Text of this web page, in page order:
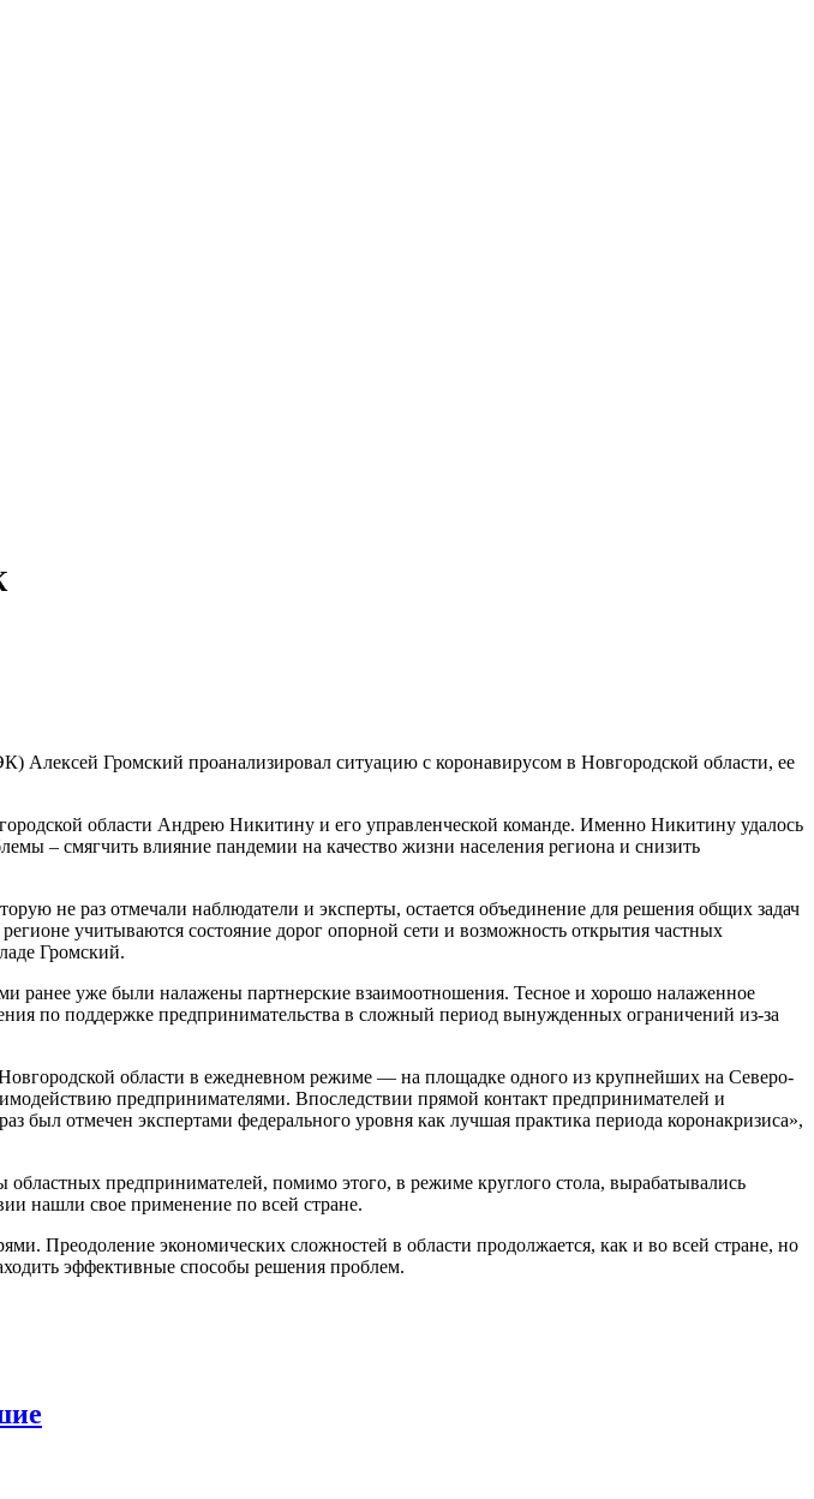
Громский проанализировал ситуацию с коронавирусом в Новгородской области, ее
области Андрею Никитину и его управленческой команде. Именно Никитину удалось
– смягчить влияние пандемии на качество жизни населения региона и снизить
не раз отмечали наблюдатели и эксперты, остается объединение для решения общих задач
учитываются состояние дорог опорной сети и возможность открытия частных
Громский.
ранее уже были налажены партнерские взаимоотношения. Тесное и хорошо налаженное
по поддержке предпринимательства в сложный период вынужденных ограничений из-за
области в ежедневном режиме — на площадке одного из крупнейших на Северо-
предпринимателями. Впоследствии прямой контакт предпринимателей и
отмечен экспертами федерального уровня как лучшая практика периода коронакризиса»,
предпринимателей, помимо этого, в режиме круглого стола, вырабатывались
нашли свое применение по всей стране.
Преодоление экономических сложностей в области продолжается, как и во всей стране, но
эффективные способы решения проблем.